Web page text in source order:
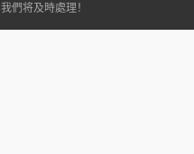
我們将及時處理！